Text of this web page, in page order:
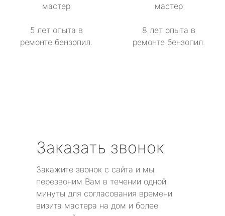
мастер
5 лет опыта в
ремонте бензопил.
мастер
8 лет опыта в
ремонте бензопил.
Заказать звонок
Закажите звонок с сайта и мы
перезвоним Вам в течении одной
минуты для согласования времени
визита мастера на дом и более